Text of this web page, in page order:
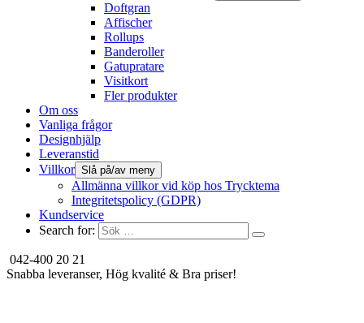
Doftgran
Affischer
Rollups
Banderoller
Gatupratare
Visitkort
Fler produkter
Om oss
Vanliga frågor
Designhjälp
Leveranstid
Villkor Slå på/av meny
Allmänna villkor vid köp hos Trycktema
Integritetspolicy (GDPR)
Kundservice
Search for:
042-400 20 21
Snabba leveranser, Hög kvalité & Bra priser!